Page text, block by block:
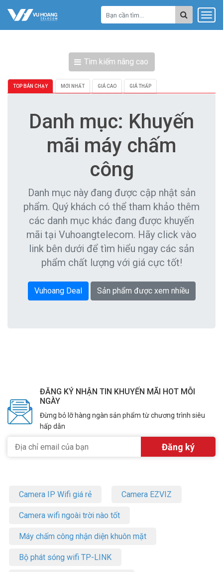
Tìm kiếm nâng cao
TOP BÁN CHẠY MỚI NHẤT GIÁ CAO GIÁ THẤP
Danh mục: Khuyến
mãi máy chấm
công
Danh mục này đang được cập nhật sản
phẩm. Quý khách có thể tham khảo thêm
các danh mục khác đang được khuyến
mãi tại Vuhoangtelecom. Hãy click vào
link bên dưới để tìm hiểu ngay các sản
phẩm chất lượng với giá cực tốt!
Vuhoang Deal Sản phẩm được xem nhiều
ĐĂNG KÝ NHẬN TIN KHUYẾN MÃI HOT MỖI
NGÀY
Đừng bỏ lỡ hàng ngàn sản phẩm từ chương trình siêu
hấp dẫn
Camera IP Wifi giá rẻ Camera EZVIZ
Camera wifi ngoài trời nào tốt
Máy chấm công nhận diện khuôn mặt
Bộ phát sóng wifi TP-LINK